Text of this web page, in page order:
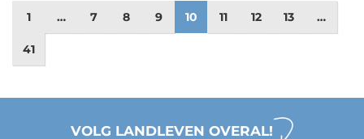
1 … 7 8 9 10 11 12 13 …
41
VOLG LANDLEVEN OVERAL!